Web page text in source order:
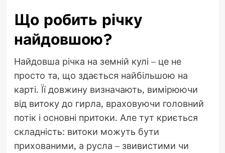
Що робить річку
найдовшою?
Найдовша річка на земній кулі – це не
просто та, що здається найбільшою на
карті. Її довжину визначають, вимірюючи
від витоку до гирла, враховуючи головний
потік і основні притоки. Але тут криється
складність: витоки можуть бути
прихованими, а русла – звивистими чи